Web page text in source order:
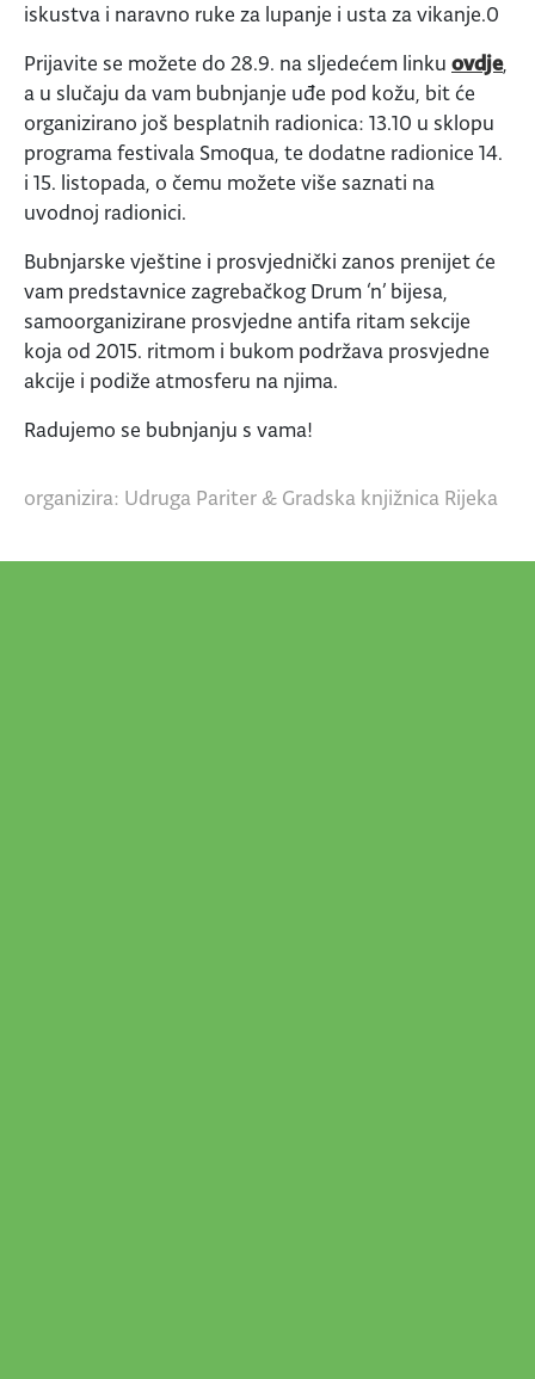
iskustva i naravno ruke za lupanje i usta za vikanje.0
Prijavite se možete do 28.9. na sljedećem linku ovdje,
a u slučaju da vam bubnjanje uđe pod kožu, bit će
organizirano još besplatnih radionica: 13.10 u sklopu
programa festivala Smoqua, te dodatne radionice 14.
i 15. listopada, o čemu možete više saznati na
uvodnoj radionici.
Bubnjarske vještine i prosvjednički zanos prenijet će
vam predstavnice zagrebačkog Drum ‘n’ bijesa,
samoorganizirane prosvjedne antifa ritam sekcije
koja od 2015. ritmom i bukom podržava prosvjedne
akcije i podiže atmosferu na njima.
Radujemo se bubnjanju s vama!
organizira: Udruga Pariter & Gradska knjižnica Rijeka